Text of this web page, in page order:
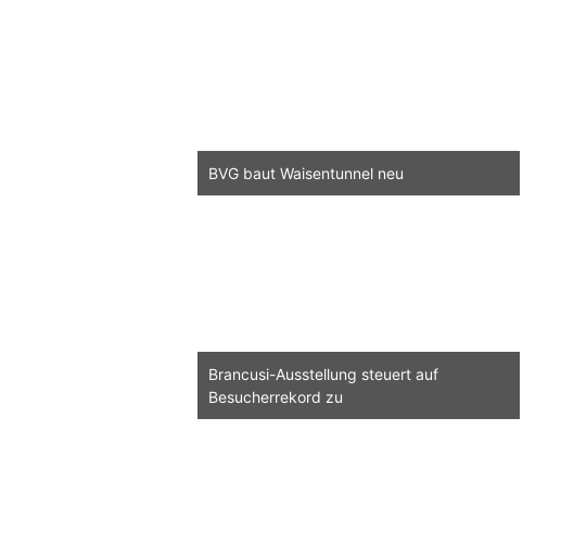
BVG baut Waisentunnel neu
Brancusi-Ausstellung steuert auf
Besucherrekord zu